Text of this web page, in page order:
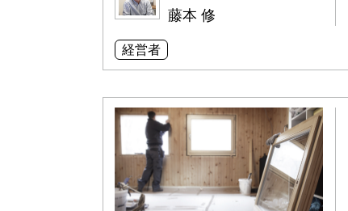
藤本 修
経営者